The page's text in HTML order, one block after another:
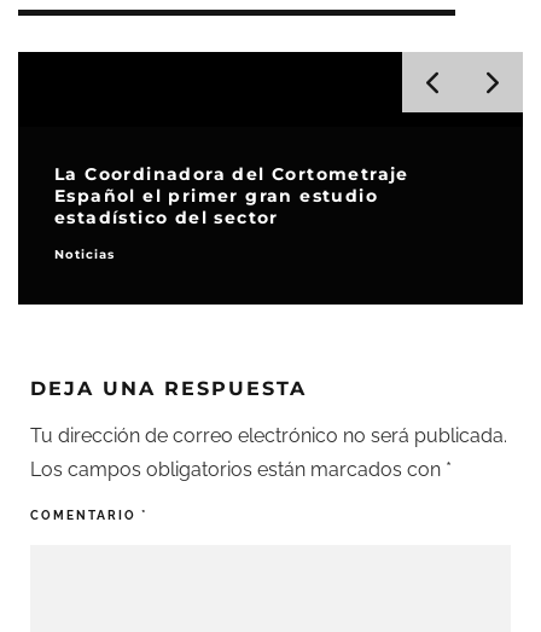
La Coordinadora del Cortometraje
Español el primer gran estudio
estadístico del sector
Noticias
DEJA UNA RESPUESTA
Tu dirección de correo electrónico no será publicada.
Los campos obligatorios están marcados con *
COMENTARIO *